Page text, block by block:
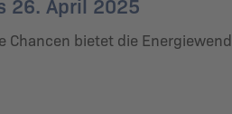
Chancen bietet die